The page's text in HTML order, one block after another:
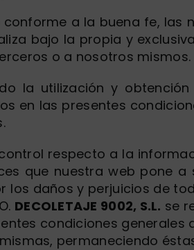
conforme a la buena fe,
bajo la propia y
o a nosotros mismos.
la utilización y
en las presentes
respecto a la
que nuestra web pone a
los daños y perjuicios de
DECOLETAJE 9002, S.L. se
condiciones
permaneciendo